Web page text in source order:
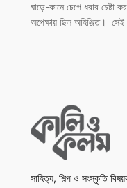
ঘাড়ে-কানে চেপে ধরার
অপেক্ষায় ছিল অহিঞ্জিত।
সাহিত্য, শিল্প ও সংস্কৃতি